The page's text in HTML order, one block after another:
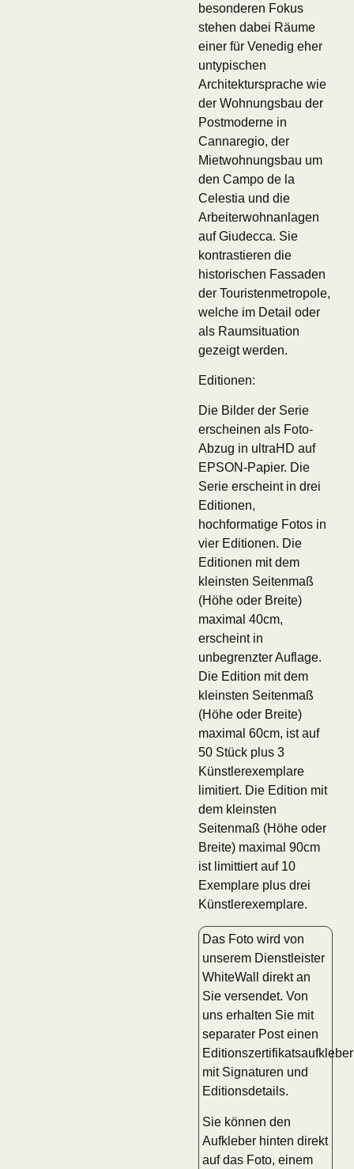
besonderen Fokus
stehen dabei Räume
einer für Venedig eher
untypischen
Architektursprache wie
der Wohnungsbau der
Postmoderne in
Cannaregio, der
Mietwohnungsbau um
den Campo de la
Celestia und die
Arbeiterwohnanlagen
auf Giudecca. Sie
kontrastieren die
historischen Fassaden
der Touristenmetropole,
welche im Detail oder
als Raumsituation
gezeigt werden.
Editionen:
Die Bilder der Serie
erscheinen als Foto-
Abzug in ultraHD auf
EPSON-Papier. Die
Serie erscheint in drei
Editionen,
hochformatige Fotos in
vier Editionen. Die
Editionen mit dem
kleinsten Seitenmaß
(Höhe oder Breite)
maximal 40cm,
erscheint in
unbegrenzter Auflage.
Die Edition mit dem
kleinsten Seitenmaß
(Höhe oder Breite)
maximal 60cm, ist auf
50 Stück plus 3
Künstlerexemplare
limitiert. Die Edition mit
dem kleinsten
Seitenmaß (Höhe oder
Breite) maximal 90cm
ist limittiert auf 10
Exemplare plus drei
Künstlerexemplare.
Das Foto wird von
unserem Dienstleister
WhiteWall direkt an
Sie versendet. Von
uns erhalten Sie mit
separater Post einen
Editionszertifikatsaufkleber
mit Signaturen und
Editionsdetails.
Sie können den
Aufkleber hinten direkt
auf das Foto, einem